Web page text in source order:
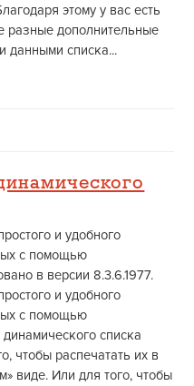
этому у вас есть
разные дополнительные
данными списка...
и удобного
с помощью
в версии 8.3.6.1977.
и удобного
с помощью
списка
чтобы распечатать их в
виде. Или для того, чтобы